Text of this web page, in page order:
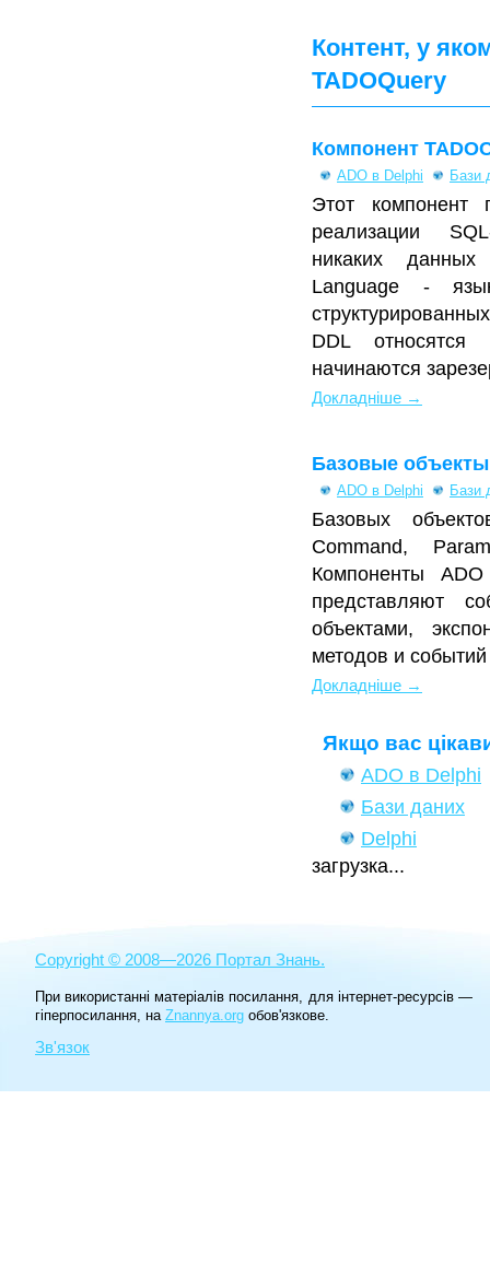
Контент, у
TADOQuery
Компонент
ADO в Delphi Бази
Этот компонент
реализации
никаких
Language -
DDL относятся
начинаются
Докладніше →
Базовые
ADO в Delphi Бази
Базовых
Command,
Компоненты
представляют
объектами,
методов и
Докладніше →
Якщо вас
ADO в Delphi
Бази даних
Delphi
загрузка...
Copyright © 2008—2026 Портал Знань.
При використанні матеріалів посилання, для інтернет-ресурсів —
гіперпосилання, на Znannya.org обов'язкове.
Зв'язок